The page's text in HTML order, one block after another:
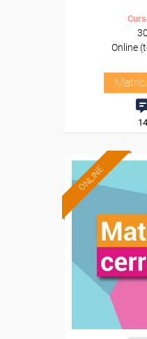
Online
14
ONLINE